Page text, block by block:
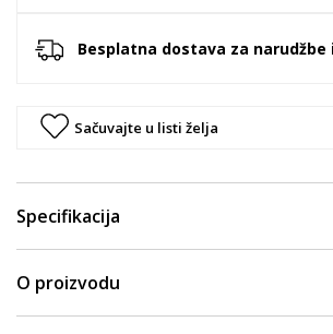
Besplatna dostava za narudžbe
Sačuvajte u listi želja
Specifikacija
O proizvodu